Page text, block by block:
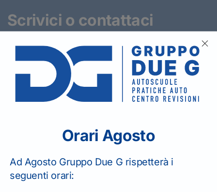
Scrivici o contattaci
richiedere informazioni.
06 99 22 14 45
Orari Agosto
Ad Agosto Gruppo Due G rispetterà i
seguenti orari: